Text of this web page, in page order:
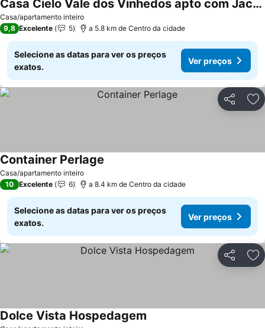
Casa/apartamento inteiro
Casa Cielo Vale dos Vinhedos apto com Jacuzzi
9,8 Excelente 5 a 5.8 km de Centro da cidade
Selecione as datas para ver os preços
exatos.
Ver preços
Partilhar
Casa/apartamento inteiro
Container Perlage
10 Excelente 6 a 8.4 km de Centro da cidade
Selecione as datas para ver os preços
exatos.
Ver preços
Partilhar
Dolce Vista Hospedagem